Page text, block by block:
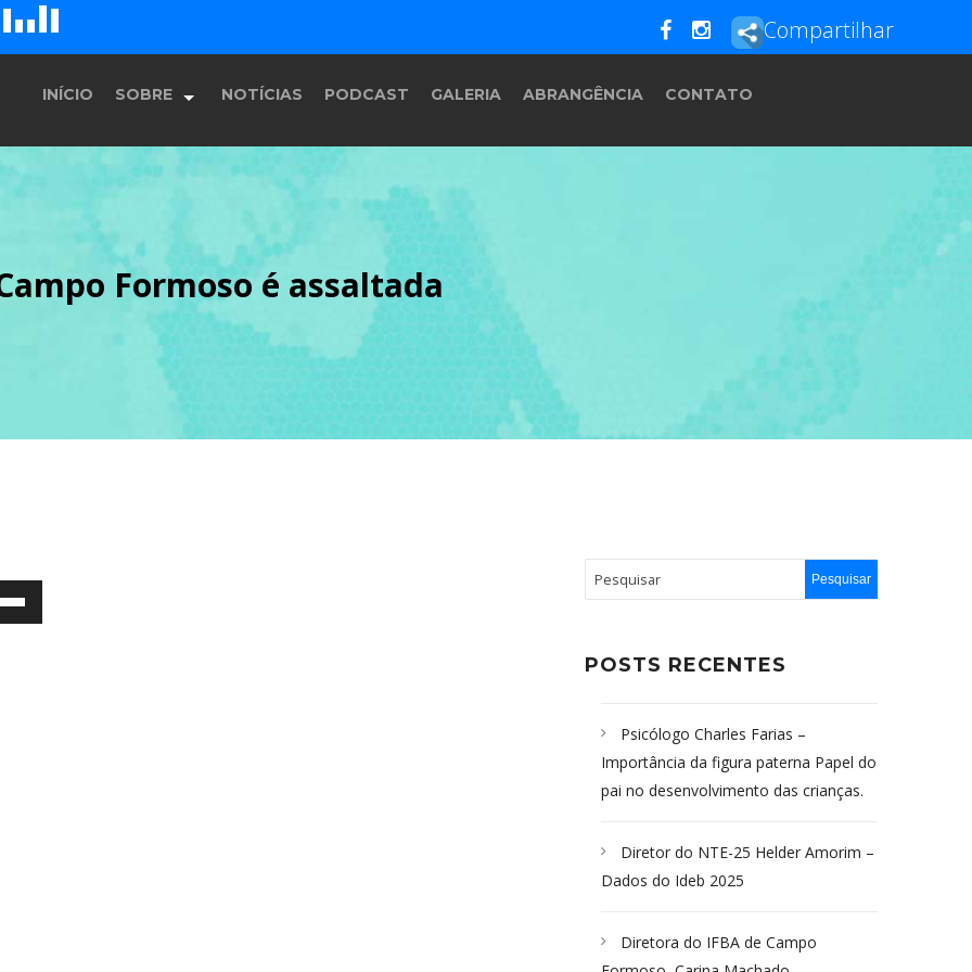
D
E F
H
Compartilhar
INÍCIO SOBRE
História
Equipe
Programação
NOTÍCIAS PODCAST GALERIA ABRANGÊNCIA CONTATO
Formoso é assaltada
POSTS RECENTES
Psicólogo Charles Farias –
Importância da figura paterna Papel do
pai no desenvolvimento das crianças.
Diretor do NTE-25 Helder Amorim –
Dados do Ideb 2025
Diretora do IFBA de Campo